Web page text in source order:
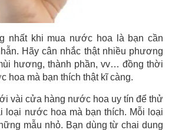
nhất khi mua nước hoa là bạn cần
Hãy cân nhắc thật nhiều phương
hương, thành phần, vv… đồng thời
hoa mà bạn thích thật kĩ càng.
vài cửa hàng nước hoa uy tín để thử
loại nước hoa mà bạn thích. Mỗi loại
mẫu nhỏ. Bạn dùng từ chai dung